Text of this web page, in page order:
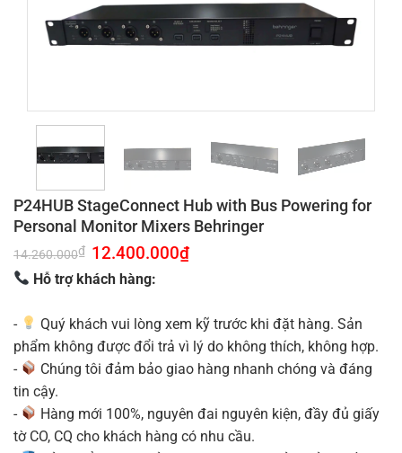
P24HUB StageConnect Hub with Bus Powering for
Personal Monitor Mixers Behringer
14.260.000₫ Giá
gốc
là:
14.260.000₫.
12.400.000₫Giá
Hỗ trợ khách hàng:
-
Quý khách vui lòng xem kỹ trước khi đặt hàng. Sản
phẩm không được đổi trả vì lý do không thích, không hợp.
-
Chúng tôi đảm bảo giao hàng nhanh chóng và đáng
tin cậy.
-
Hàng mới 100%, nguyên đai nguyên kiện, đầy đủ giấy
tờ CO, CQ cho khách hàng có nhu cầu.